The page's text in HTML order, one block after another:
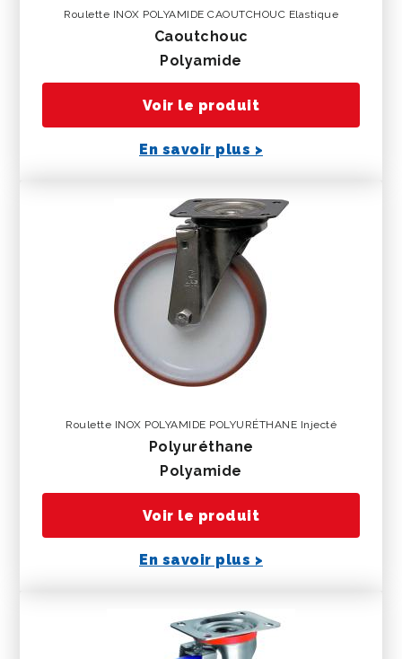
Roulette INOX POLYAMIDE CAOUTCHOUC Elastique
caoutchouc
polyamide
Voir le produit
En savoir plus >
Roulette INOX POLYAMIDE POLYURÉTHANE Injecté
polyuréthane
polyamide
Voir le produit
En savoir plus >